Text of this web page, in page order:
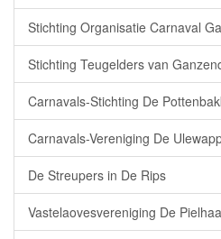
Stichting Organisatie Carnaval
Stichting Teugelders van
Carnavals-Stichting De
Carnavals-Vereniging De
De Streupers in De Rips
Vastelaovesvereniging De